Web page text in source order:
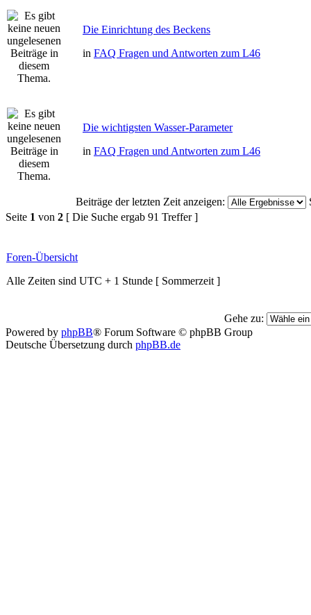
Die Einrichtung des Beckens
in FAQ Fragen und Antworten zum L46
Die wichtigsten Wasser-Parameter
in FAQ Fragen und Antworten zum L46
Beiträge der letzten Zeit anzeigen:
Seite 1 von 2 [ Die Suche ergab 91 Treffer ]
Foren-Übersicht
Alle Zeiten sind UTC + 1 Stunde [ Sommerzeit ]
Gehe zu:
Powered by phpBB® Forum Software © phpBB Group
Deutsche Übersetzung durch phpBB.de